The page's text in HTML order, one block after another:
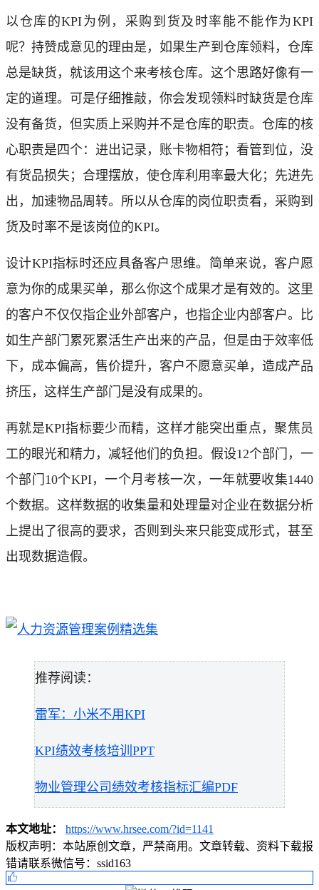
以仓库的KPI为例，采购到货及时率能不能作为KPI
呢？持赞成意见的理由是，如果生产到仓库领料，仓库
总是缺货，就该用这个来考核仓库。这个思路好像有一
定的道理。可是仔细推敲，你会发现领料时缺货是仓库
没有备货，但实质上采购并不是仓库的职责。仓库的核
心职责是四个：进出记录，账卡物相符；看管到位，没
有货品损失；合理摆放，使仓库利用率最大化；先进先
出，加速物品周转。所以从仓库的岗位职责看，采购到
货及时率不是该岗位的KPI。
设计KPI指标时还应具备客户思维。简单来说，客户愿
意为你的成果买单，那么你这个成果才是有效的。这里
的客户不仅仅指企业外部客户，也指企业内部客户。比
如生产部门累死累活生产出来的产品，但是由于效率低
下，成本偏高，售价提升，客户不愿意买单，造成产品
挤压，这样生产部门是没有成果的。
再就是KPI指标要少而精，这样才能突出重点，聚焦员
工的眼光和精力，减轻他们的负担。假设12个部门，一
个部门10个KPI，一个月考核一次，一年就要收集1440
个数据。这样数据的收集量和处理量对企业在数据分析
上提出了很高的要求，否则到头来只能变成形式，甚至
出现数据造假。
推荐阅读：
雷军：小米不用KPI
KPI绩效考核培训PPT
物业管理公司绩效考核指标汇编PDF
本文地址：
https://www.hrsee.com/?id=1141
版权声明： 本站原创文章，严禁商用。文章转载、资料下载报
错请联系微信号：ssid163